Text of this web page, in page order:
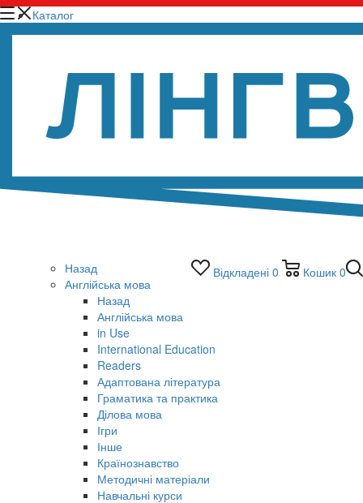
Відкладені 0 Кошик 0
Каталог
Назад
Англійська мова
Назад
Англійська мова
in Use
International Education
Readers
Адаптована література
Граматика та практика
Ділова мова
Ігри
Інше
Країнознавство
Методичні матеріали
Навчальні курси